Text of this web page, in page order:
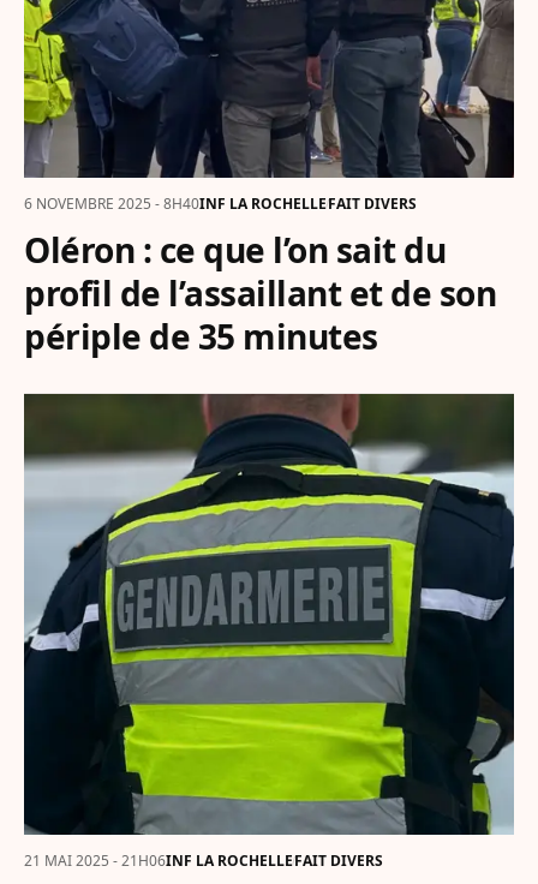
6 NOVEMBRE 2025 - 8H40INF LA ROCHELLEFAIT DIVERS
Oléron : ce que l’on sait du
profil de l’assaillant et de son
périple de 35 minutes
21 MAI 2025 - 21H06INF LA ROCHELLEFAIT DIVERS